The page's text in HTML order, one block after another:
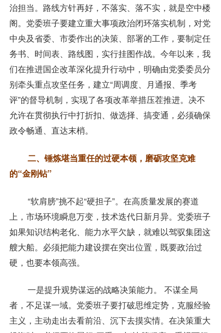
治担当。路线方针再好，不落实、落不实，就是空中楼
阁。党委班子要建立重大事项政治闭环落实机制，对党
中央及省委、市委作出的决策、部署的工作，要制定任
务书、时间表、路线图，实行挂图作战。今年以来，我
们在推进国企改革深化提升行动中，明确由党委委员分
别牵头重点攻坚任务，建立“周调度、月通报、季考
评”的督导机制，实现了各项改革举措压茬推进。决不
允许在贯彻执行中打折扣、做选择、搞变通，必须确保
政令畅通、直达末梢。
二、锤炼堪当重任的过硬本领，磨砺攻坚克难
的“金刚钻”
“软肩膀”挑不起“硬担子”。在高质量发展的赛道
上，市场环境瞬息万变，技术迭代日新月异。党委班子
如果知识结构老化、能力水平欠缺，就难以驾驭集团这
艘大船。必须把能力建设摆在突出位置，既要政治过
硬，也要本领高强。
一是提升观势谋远的战略决策能力。 不谋全局
者，不足谋一域。党委班子要打破思维定势，克服经验
主义，主动走出去看前沿、沉下去摸实情。在决策重大